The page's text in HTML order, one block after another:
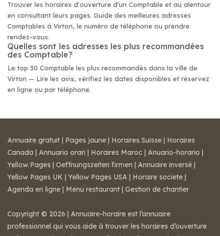
Trouver les horaires d'ouverture d'un Comptable et au alentour
en consultant leurs pages. Guide des meilleures adresses
Comptables à Virton, le numéro de téléphone ou prendre
rendez-vous.
Quelles sont les adresses les plus recommandées
des Comptable?
Le top 30 Comptable les plus recommandés dans la ville de
Virton — Lire les avis, vérifiez les dates disponibles et réservez
en ligne ou par téléphone.
Annuaire gratuit | Pages jaune | Horaires Suisse | Horaires
Canada | Annuario orari | Horaires Maroc | Anuario-horario |
Yellow Pages | Oeffnungszeiten firmen | Annuaire inversé |
Yellow Pages UK | Yellow Pages USA | Horaire societe |
Agenda en ligne | Menu restaurant | Gestion de chantier
Copyright © 2026 | Annuaire-horaire est l’annuaire
professionnel qui vous aide à trouver les horaires d’ouverture